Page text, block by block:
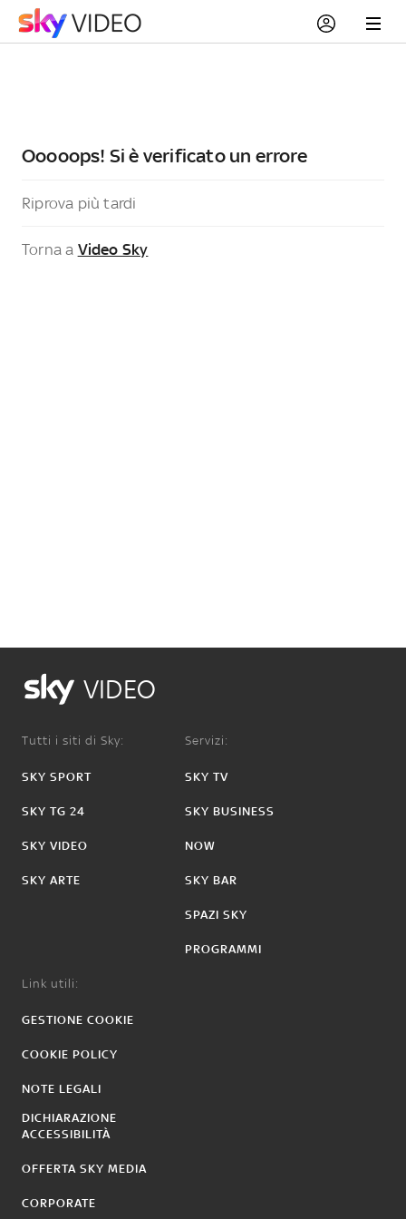
Ooooops! Si è verificato un errore
Riprova più tardi
Torna a Video Sky
VIDEO
Tutti i siti di Sky:
SKY SPORT
SKY TG 24
SKY VIDEO
SKY ARTE
Servizi:
SKY TV
SKY BUSINESS
NOW
SKY BAR
SPAZI SKY
PROGRAMMI
Link utili:
GESTIONE COOKIE
COOKIE POLICY
NOTE LEGALI
DICHIARAZIONE
ACCESSIBILITÀ
OFFERTA SKY MEDIA
CORPORATE